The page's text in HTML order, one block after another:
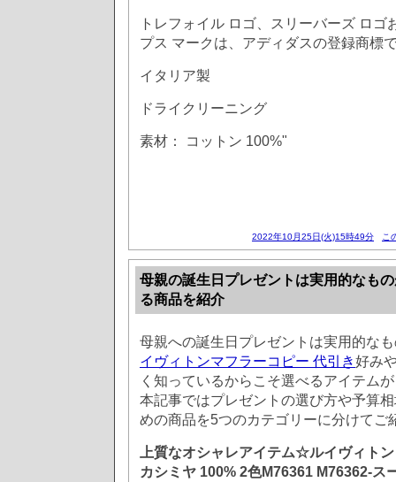
トレフォイル ロゴ、スリーバーズ ロゴ
プス マークは、アディダスの登録商標
イタリア製
ドライクリーニング
素材： コットン 100%"
2022年10月25日(火)15時49分 こ
母親の誕生日プレゼントは実用的なも
る商品を紹介
母親への誕生日プレゼントは実用的な
イヴィトンマフラーコピー 代引き好み
く知っているからこそ選べるアイテム
本記事ではプレゼントの選び方や予算
めの商品を5つのカテゴリーに分けてご
上質なオシャレアイテム☆ルイヴィト
カシミヤ 100% 2色M76361 M76362-ス